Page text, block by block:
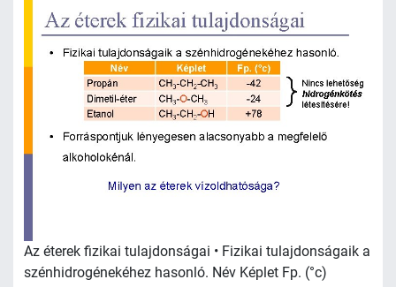
Az éterek fizikai tulajdonságai • Fizikai tulajdonságaik a
szénhidrogénekéhez hasonló. Név Képlet Fp. (°c)